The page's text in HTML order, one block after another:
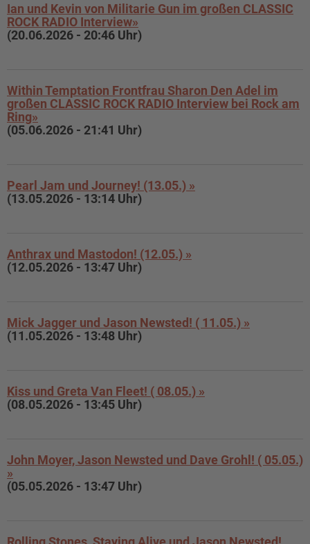
Ian und Kevin von Militarie Gun im großen CLASSIC
ROCK RADIO Interview»
(20.06.2026 - 20:46 Uhr)
Within Temptation Frontfrau Sharon Den Adel im
großen CLASSIC ROCK RADIO Interview bei Rock am
Ring»
(05.06.2026 - 21:41 Uhr)
Pearl Jam und Journey! (13.05.) »
(13.05.2026 - 13:14 Uhr)
Anthrax und Mastodon! (12.05.) »
(12.05.2026 - 13:47 Uhr)
Mick Jagger und Jason Newsted! ( 11.05.) »
(11.05.2026 - 13:48 Uhr)
Kiss und Greta Van Fleet! ( 08.05.) »
(08.05.2026 - 13:45 Uhr)
John Moyer, Jason Newsted und Dave Grohl! ( 05.05.)
»
(05.05.2026 - 13:47 Uhr)